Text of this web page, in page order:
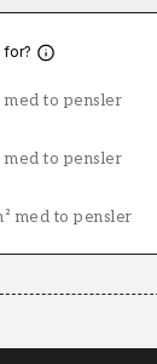
med to pensler
med to pensler
med to pensler